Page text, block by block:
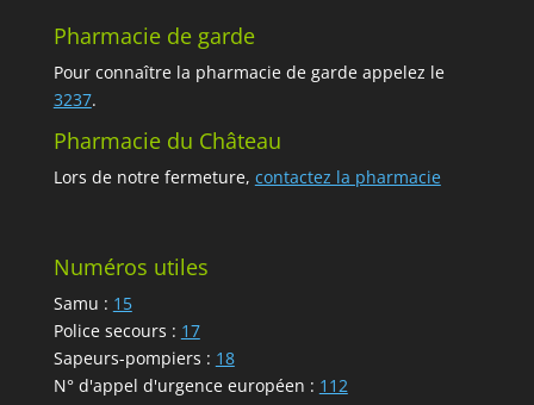
Pharmacie de garde
Pour connaître la pharmacie de garde appelez le
3237.
Pharmacie du Château
Lors de notre fermeture, contactez la pharmacie
Numéros utiles
Samu : 15
Police secours : 17
Sapeurs-pompiers : 18
N° d'appel d'urgence européen : 112